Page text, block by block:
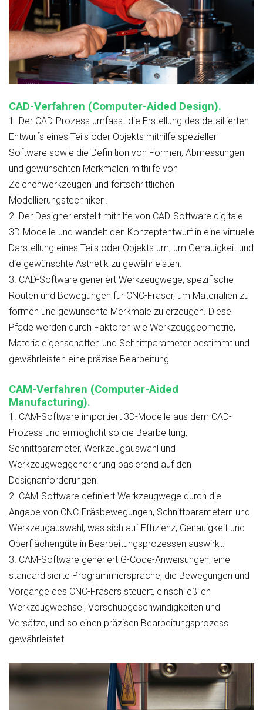
CAD-Verfahren (Computer-Aided Design).
1. Der CAD-Prozess umfasst die Erstellung des detaillierten
Entwurfs eines Teils oder Objekts mithilfe spezieller
Software sowie die Definition von Formen, Abmessungen
und gewünschten Merkmalen mithilfe von
Zeichenwerkzeugen und fortschrittlichen
Modellierungstechniken.
2. Der Designer erstellt mithilfe von CAD-Software digitale
3D-Modelle und wandelt den Konzeptentwurf in eine virtuelle
Darstellung eines Teils oder Objekts um, um Genauigkeit und
die gewünschte Ästhetik zu gewährleisten.
3. CAD-Software generiert Werkzeugwege, spezifische
Routen und Bewegungen für CNC-Fräser, um Materialien zu
formen und gewünschte Merkmale zu erzeugen. Diese
Pfade werden durch Faktoren wie Werkzeuggeometrie,
Materialeigenschaften und Schnittparameter bestimmt und
gewährleisten eine präzise Bearbeitung.
CAM-Verfahren (Computer-Aided
Manufacturing).
1. CAM-Software importiert 3D-Modelle aus dem CAD-
Prozess und ermöglicht so die Bearbeitung,
Schnittparameter, Werkzeugauswahl und
Werkzeugweggenerierung basierend auf den
Designanforderungen.
2. CAM-Software definiert Werkzeugwege durch die
Angabe von CNC-Fräsbewegungen, Schnittparametern und
Werkzeugauswahl, was sich auf Effizienz, Genauigkeit und
Oberflächengüte in Bearbeitungsprozessen auswirkt.
3. CAM-Software generiert G-Code-Anweisungen, eine
standardisierte Programmiersprache, die Bewegungen und
Vorgänge des CNC-Fräsers steuert, einschließlich
Werkzeugwechsel, Vorschubgeschwindigkeiten und
Versätze, und so einen präzisen Bearbeitungsprozess
gewährleistet.